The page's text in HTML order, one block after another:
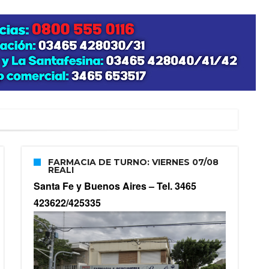
FARMACIA DE TURNO: VIERNES 07/08
REALI
Santa Fe y Buenos Aires –Tel. 3465
423622/425335